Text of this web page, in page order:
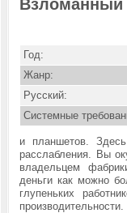
Взломанный
Год:
Жанр:
Русский:
Системные
и планшетов.
расслабления. Вы
владельцем
деньги как можно
глупеньких
производительности.